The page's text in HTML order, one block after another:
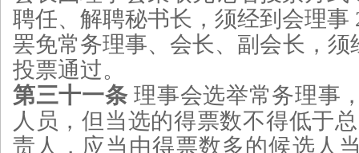
聘任、解聘秘书长，须经到会理事
罢免常务理事、会长、副会长，须
投票通过。
第三十一条 理事会选举常务理事
人员，但当选的得票数不得低于
责人，应当由得票数多的候选人